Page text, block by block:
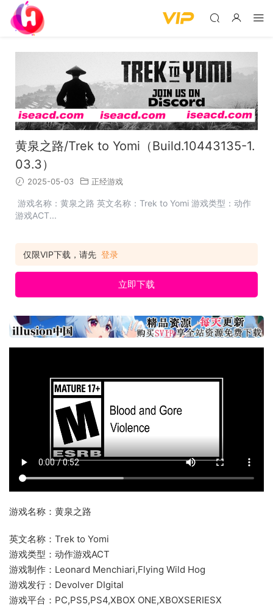
黄泉之路/Trek to Yomi（Build.10443135-1.
03.3）
2025-05-03 正经游戏
游戏名称：黄泉之路 英文名称：Trek to Yomi 游戏类型：动作
游戏ACT...
仅限VIP下载，请先 登录
立即下载
游戏名称：黄泉之路
英文名称：Trek to Yomi
游戏类型：动作游戏ACT
游戏制作：Leonard Menchiari,Flying Wild Hog
游戏发行：Devolver DIgital
游戏平台：PC,PS5,PS4,XBOX ONE,XBOXSERIESX